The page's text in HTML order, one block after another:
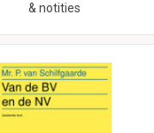
& notities